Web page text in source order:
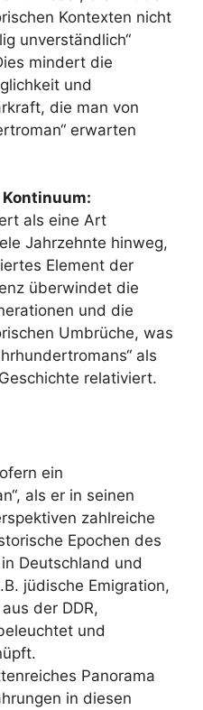
Kontexten nicht
unverständlich“
mindert die
und
die man von
erwarten
Kontinuum:
als eine Art
Jahrzehnte hinweg,
Element der
überwindet die
und die
Umbrüche, was
als
relativiert.
ein
als er in seinen
zahlreiche
Epochen des
Deutschland und
jüdische Emigration,
der DDR,
und
Panorama
in diesen